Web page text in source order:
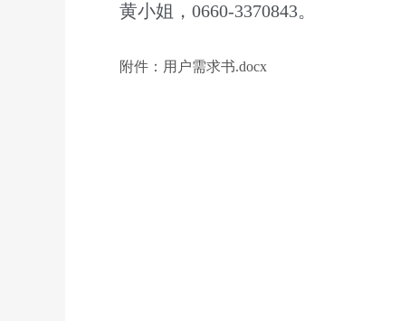
黄小姐，0660-3370843。
附件：用户需求书.docx